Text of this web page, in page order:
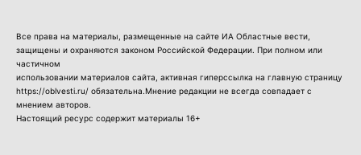
Все права на материалы, размещенные на сайте ИА Областные вести,
защищены и охраняются законом Российской Федерации. При полном или
частичном
использовании материалов сайта, активная гиперссылка на главную страницу
https://oblvesti.ru/ обязательна.Мнение редакции не всегда совпадает с
мнением авторов.
Настоящий ресурс содержит материалы 16+